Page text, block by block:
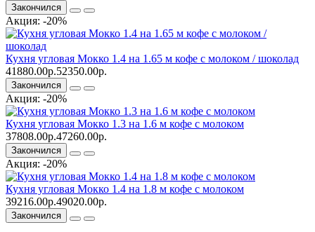
Закончился
Акция: -20%
Кухня угловая Мокко 1.4 на 1.65 м кофе с молоком / шоколад
41880.00р.52350.00р.
Закончился
Акция: -20%
Кухня угловая Мокко 1.3 на 1.6 м кофе с молоком
37808.00р.47260.00р.
Закончился
Акция: -20%
Кухня угловая Мокко 1.4 на 1.8 м кофе с молоком
39216.00р.49020.00р.
Закончился